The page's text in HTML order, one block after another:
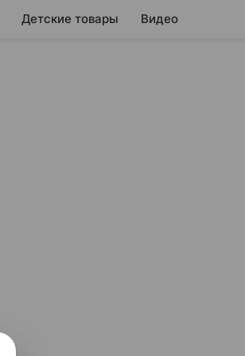
Детские товары Видео